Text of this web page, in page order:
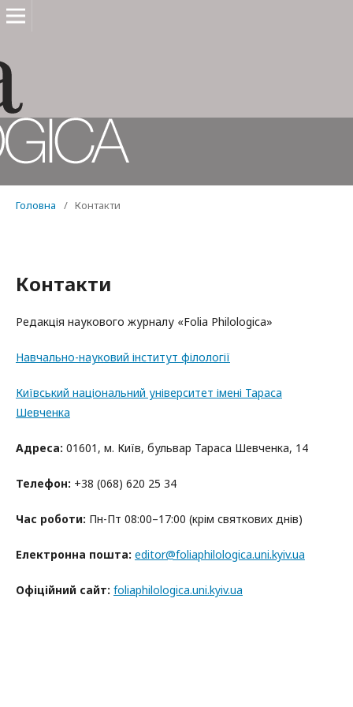
Головна / Контакти
Контакти
Редакція наукового журналу «Folia Philologica»
Навчально-науковий інститут філології
Київський національний університет імені Тараса
Шевченка
Адреса: 01601, м. Київ, бульвар Тараса Шевченка, 14
Телефон: +38 (068) 620 25 34
Час роботи: Пн-Пт 08:00–17:00 (крім святкових днів)
Електронна пошта: editor@foliaphilologica.uni.kyiv.ua
Офіційний сайт: foliaphilologica.uni.kyiv.ua